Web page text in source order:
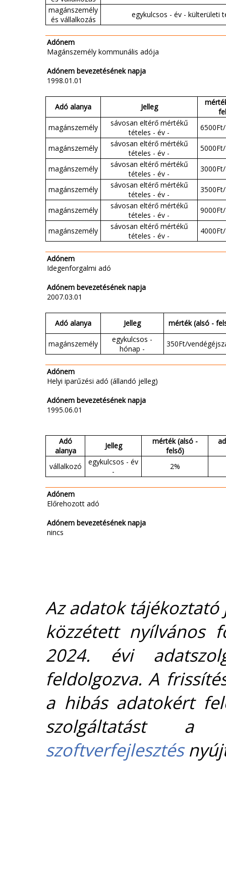
magánszemély
és vállalkozás
egykulcsos - év - külterületi
Adónem
Magánszemély kommunális adója
Adónem bevezetésének napja
1998.01.01
Adó alanya Jelleg
magánszemély
sávosan eltérő mértékű
tételes - év -
magánszemély
sávosan eltérő mértékű
tételes - év -
magánszemély
sávosan eltérő mértékű
tételes - év -
magánszemély
sávosan eltérő mértékű
tételes - év -
magánszemély
sávosan eltérő mértékű
tételes - év -
magánszemély
sávosan eltérő mértékű
tételes - év -
Adónem
Idegenforgalmi adó
Adónem bevezetésének napja
2007.03.01
Adó alanya Jelleg mérték (alsó -
magánszemély
egykulcsos -
hónap -
350Ft/
Adónem
Helyi iparűzési adó (állandó jelleg)
Adónem bevezetésének napja
1995.06.01
Adó
alanya
Jelleg
mérték (alsó -
felső)
vállalkozó
egykulcsos - év
-
2%
Adónem
Előrehozott adó
Adónem bevezetésének napja
nincs
Az adatok
közzétett nyílvános
2024. évi
feldolgozva. A
a hibás adatokért
szolgáltatást
szoftverfejlesztés